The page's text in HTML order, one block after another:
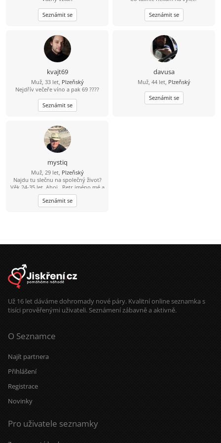
Seznámit se Seznámit se
kvajt69
Muž, 33 let, Plzeňský
Nejdřív večeře víno a pak 69 ????
Seznámit se
davusa
Muž, 44 let, Plzeňský
Seznámit se
mystiq
Muž, 29 let, Plzeňský
Najdu tu slečnu na společný život?
Věk 24-35 let. Ahoj.. Petr jméno mé a
na tomto světě jsem už 29 let. Mám
silnější postavu, rád cestuji,
převážně po Řeckých ostrovech,
nevím, co od toho očekávat, ale
Seznámit se
Už 16 let dáváme dohromady nové páry. Kvalitní online seznamka s
tisíci prověřenými uživateli. Seznámení zábavně a aktivně.
O Seznamce
Najít partnera
Přihlášení
Registrace
Novinky
Pro uživatele seznamky